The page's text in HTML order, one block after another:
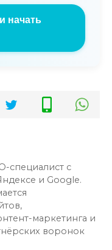
начать
специалист с
и Google.
маркетинга и
воронок